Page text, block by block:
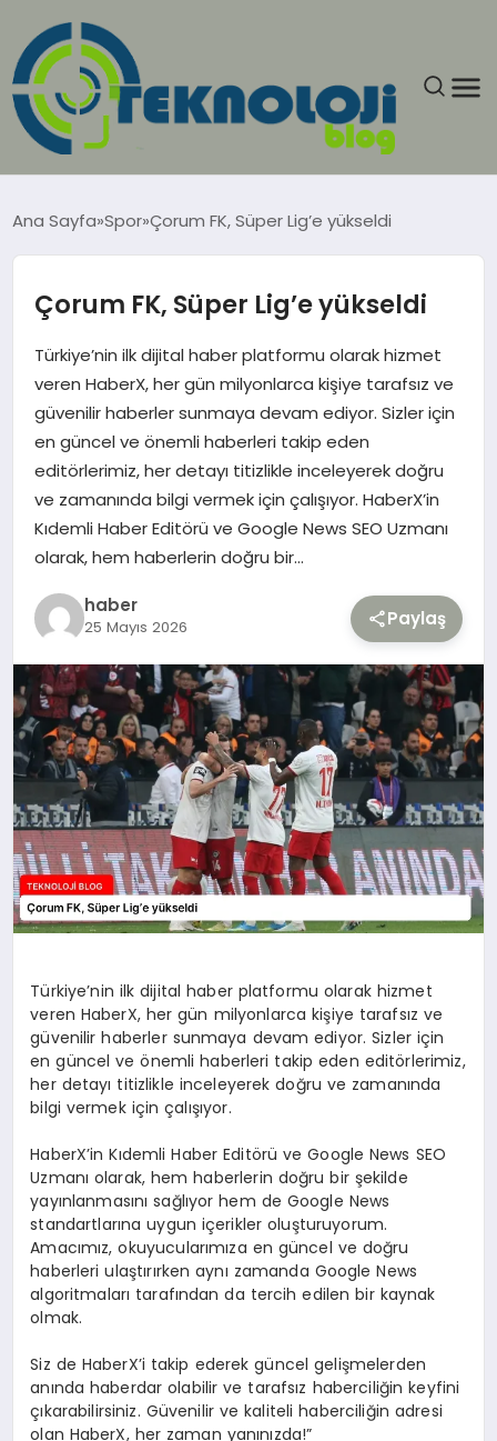
GÜNCEL
EĞITIM
EKONOMI
GENEL
GÜNDEM
TEKNOLOJI
YAŞAM
Ana Sayfa Spor Çorum FK, Süper Lig’e yükseldi
Çorum FK, Süper Lig’e yükseldi
Türkiye’nin ilk dijital haber platformu olarak hizmet
veren HaberX, her gün milyonlarca kişiye tarafsız ve
güvenilir haberler sunmaya devam ediyor. Sizler için
en güncel ve önemli haberleri takip eden
editörlerimiz, her detayı titizlikle inceleyerek doğru
ve zamanında bilgi vermek için çalışıyor. HaberX’in
Kıdemli Haber Editörü ve Google News SEO Uzmanı
olarak, hem haberlerin doğru bir…
haber
25 Mayıs 2026 Paylaş
Türkiye’nin ilk dijital haber platformu olarak hizmet
veren HaberX, her gün milyonlarca kişiye tarafsız ve
güvenilir haberler sunmaya devam ediyor. Sizler için
en güncel ve önemli haberleri takip eden editörlerimiz,
her detayı titizlikle inceleyerek doğru ve zamanında
bilgi vermek için çalışıyor.
HaberX’in Kıdemli Haber Editörü ve Google News SEO
Uzmanı olarak, hem haberlerin doğru bir şekilde
yayınlanmasını sağlıyor hem de Google News
standartlarına uygun içerikler oluşturuyorum.
Amacımız, okuyucularımıza en güncel ve doğru
haberleri ulaştırırken aynı zamanda Google News
algoritmaları tarafından da tercih edilen bir kaynak
olmak.
Siz de HaberX’i takip ederek güncel gelişmelerden
anında haberdar olabilir ve tarafsız haberciliğin keyfini
çıkarabilirsiniz. Güvenilir ve kaliteli haberciliğin adresi
olan HaberX, her zaman yanınızda!”